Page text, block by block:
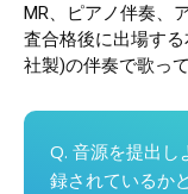
MR、ピアノ伴奏、
査合格後に出場する
社製)の伴奏で歌っ
Q. 音源を提出し
録されているか